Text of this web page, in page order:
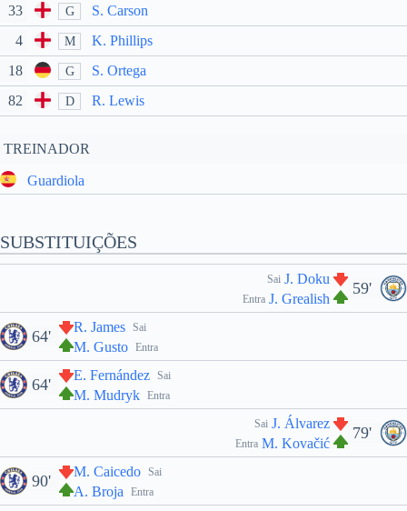
33 G
S. Carson
4
M
K. Phillips
18
G
S. Ortega
82
D R. Lewis
TREINADOR
Guardiola
SUBSTITUIÇÕES
59'
Sai J. Doku
Entra J. Grealish
Sai
R. James
Entra
M. Gusto
64'
Sai
E. Fernández
Entra
M. Mudryk
64'
79'
Sai J. Álvarez
Entra M. Kovačić
Sai
M. Caicedo
Entra
A. Broja
90'